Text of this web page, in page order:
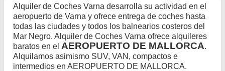
Alquiler de Coches Varna desarrolla su actividad en el
aeropuerto de Varna y ofrece entrega de coches hasta
todas las ciudades y todos los balnearios costeros del
Mar Negro. Alquiler de Coches Varna ofrece alquileres
baratos en el AEROPUERTO DE MALLORCA.
Alquilamos asimismo SUV, VAN, compactos e
intermedios en AEROPUERTO DE MALLORCA.